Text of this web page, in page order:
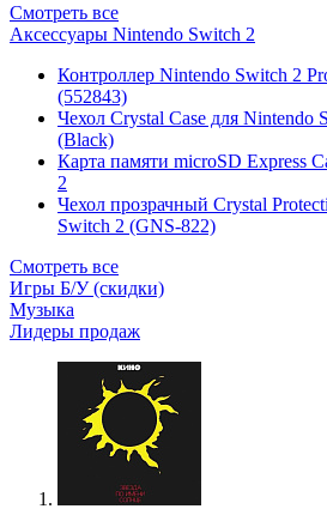
Смотреть все
Аксессуары Nintendo Switch 2
Контроллер Nintendo Switch 2
(552843)
Чехол Сrystal Сase для Nintendo
(Black)
Карта памяти microSD Express
2
Чехол прозрачный Crystal
Switch 2 (GNS-822)
Смотреть все
Игры Б/У (скидки)
Музыка
Лидеры продаж